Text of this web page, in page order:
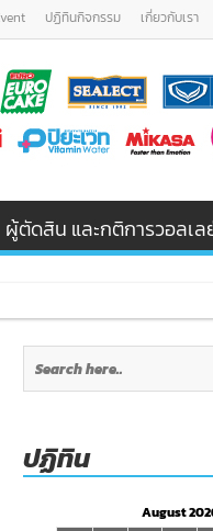
ปฏิทินกิจกรรม เกี่ยวกับเรา
ผู้ตัดสิน และกติการวอลเ
/ U18
ปฏิทิน
August